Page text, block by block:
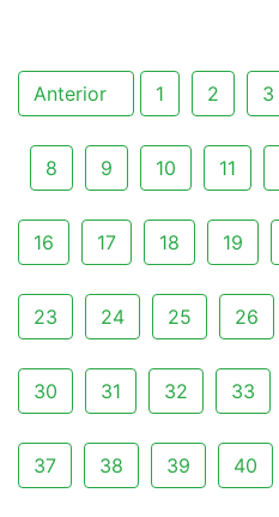
Anterior 1 2 3
8 9 10 11
16 17 18 19
23 24 25 26
30 31 32 33
37 38 39 40